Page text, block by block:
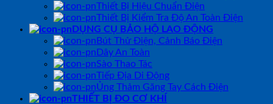
Thiết Bị Hiệu Chuẩn Điện
Thiết Bị Kiểm Tra Độ An Toàn Điện
DỤNG CỤ BẢO HỘ LAO ĐỘNG
Bút Thử Điện, Cảnh Báo Điện
Dây An Toàn
Sào Thao Tác
Tiếp Địa Di Động
Ủng Thảm Găng Tay Cách Điện
THIẾT BỊ ĐO CƠ KHÍ